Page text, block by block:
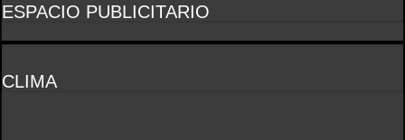
ESPACIO PUBLICITARIO
CLIMA